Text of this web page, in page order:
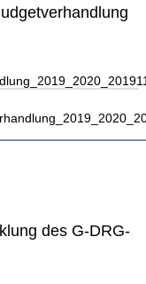
des G-DRG-